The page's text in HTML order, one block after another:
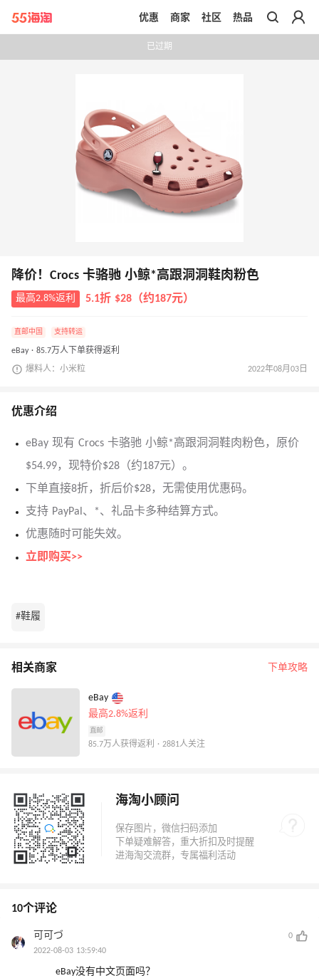
带你去官网买正品
优惠 商家 社区 热品
已过期
降价！Crocs 卡骆驰 小鲸*高跟洞洞鞋肉粉色
最高2.8%返利 5.1折 $28（约187元）
直邮中国 支持转运
eBay · 85.7万人下单获得返利
爆料人：小米粒 2022年08月03日
优惠介绍
eBay 现有 Crocs 卡骆驰 小鲸*高跟洞洞鞋肉粉色，原价
$54.99，现特价$28（约187元）。
下单直接8折，折后价$28，无需使用优惠码。
支持 PayPal、*、礼品卡多种结算方式。
优惠随时可能失效。
立即购买>>
#鞋履
相关商家 下单攻略
eBay
最高2.8%返利
直邮
85.7万人获得返利 · 2881人关注
海淘小顾问
10个评论
可可づ
0
2022-08-03 13:59:40
eBay没有中文页面吗？